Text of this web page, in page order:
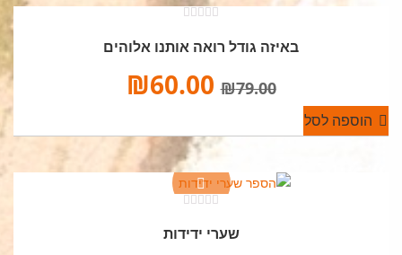
מתוך
חמש
באיזה גודל רואה אותנו אלוהים
₪79.00
₪60.00
הוספה לסל
מתוך
חמש
שערי ידידות